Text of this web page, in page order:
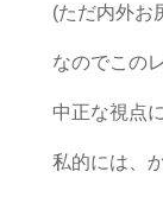
(ただ内外お
なのでこの
中正な視点
私的には、